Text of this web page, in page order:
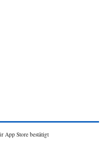
App Store bestätigt